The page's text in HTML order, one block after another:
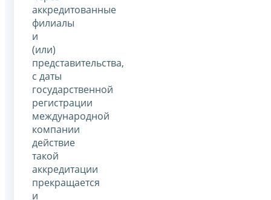
аккредитованные
филиалы
и
(или)
представительства,
с даты
государственной
регистрации
международной
компании
действие
такой
аккредитации
прекращается
и